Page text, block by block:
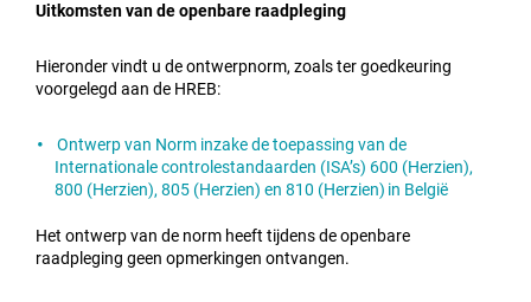
Uitkomsten van de openbare raadpleging
Hieronder vindt u de ontwerpnorm, zoals ter goedkeuring
voorgelegd aan de HREB:
Ontwerp van Norm inzake de toepassing van de
Internationale controlestandaarden (ISA’s) 600 (Herzien),
800 (Herzien), 805 (Herzien) en 810 (Herzien) in België
Het ontwerp van de norm heeft tijdens de openbare
raadpleging geen opmerkingen ontvangen.